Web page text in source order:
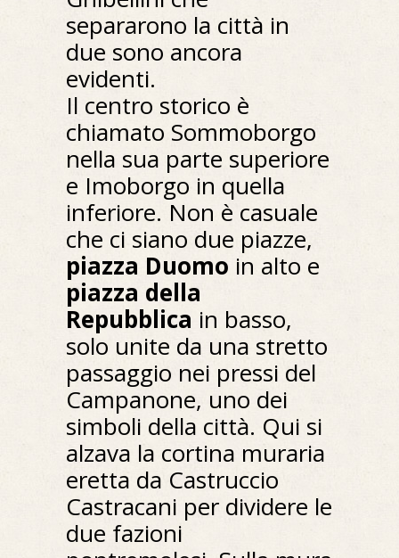
separarono la città in
due sono ancora
evidenti.
Il centro storico è
chiamato Sommoborgo
nella sua parte superiore
e Imoborgo in quella
inferiore. Non è casuale
che ci siano due piazze,
piazza Duomo in alto e
piazza della
Repubblica in basso,
solo unite da una stretto
passaggio nei pressi del
Campanone, uno dei
simboli della città. Qui si
alzava la cortina muraria
eretta da Castruccio
Castracani per dividere le
due fazioni